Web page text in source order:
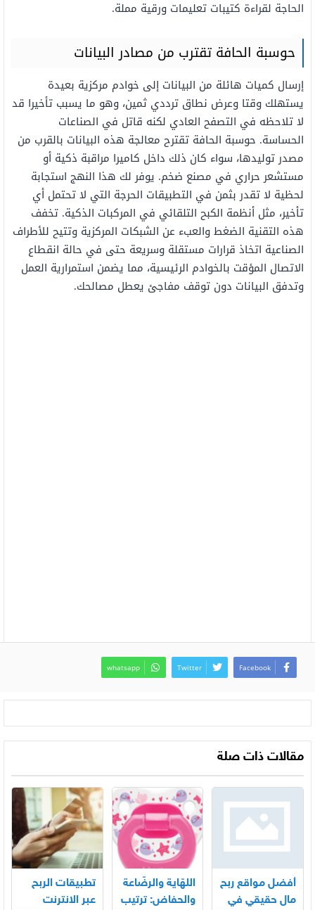
الحاجة لقراءة كتيبات تعليمات ورقية مملة.
حوسبة الحافة تقترب من مصادر البيانات
إرسال كميات هائلة من البيانات إلى خوادم مركزية بعيدة
يستهلك وقتا وعرض نطاق ترددي ثمين، وهو ما يسبب تأخيرا قد
لا تلاحظه في التصفح العادي لكنه قاتل في الصناعات
الحساسة. حوسبة الحافة تقترح معالجة هذه البيانات بالقرب من
مصدر توليدها، سواء كان ذلك داخل كاميرا مراقبة ذكية أو
مستشعر حراري في مصنع ضخم. يوفر لك هذا النهج استجابة
لحظية لا تقدر بثمن في التطبيقات الحرجة التي لا تحتمل أي
تأخير، مثل أنظمة الكبح التلقائي في المركبات الذكية. تخفف
هذه التقنية الضغط والعبء عن الشبكات المركزية وتتيح للأطراف
الصناعية اتخاذ قرارات مستقلة وسريعة حتى في حالة انقطاع
الاتصال المؤقت بالخوادم الرئيسية، مما يضمن استمرارية العمل
وتدفق البيانات دون توقف مفاجئ يعطل مصالحك.
Facebook
Twitter
whatsapp
مقالات ذات صلة
أفضل مواقع ربح
مال حقيقي في
اللهّاية والرضّاعة
والحفاض: ترتيب
تطبيقات الربح
عبر الانترنت